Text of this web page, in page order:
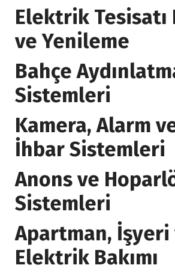
Elektrik Tesisatı
ve Yenileme
Bahçe
Sistemleri
Kamera, Alarm
İhbar Sistemleri
Anons ve
Sistemleri
Apartman, İşyeri
Elektrik Bakımı